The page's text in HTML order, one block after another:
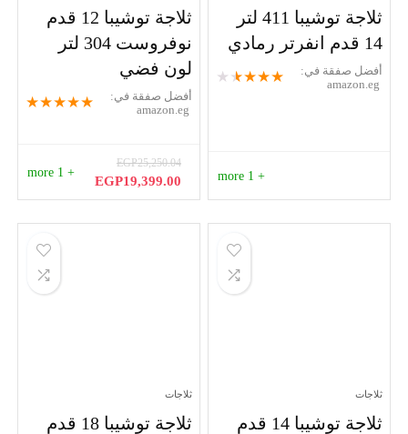
ثلاجة توشيبا 411 لتر
14 قدم انفرتر رمادي
★
★
★
★
★
أفضل صفقة في:
amazon.eg
+ 1 more
ثلاجة توشيبا 12 قدم
نوفروست 304 لتر
لون فضي
★
★
★
★
★
أفضل صفقة في:
amazon.eg
EGP25,250.04
السعر
الأصلي
EGP19,399.00
السعر
الحالي
+ 1 more
ثلاجات
ثلاجة توشيبا 14 قدم
ثلاجات
ثلاجة توشيبا 18 قدم